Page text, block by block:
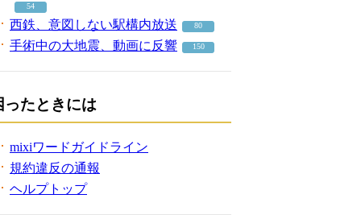
54
西鉄、意図しない駅構内放送 80
手術中の大地震、動画に反響 150
ったときには
mixiワードガイドライン
規約違反の通報
ヘルプトップ